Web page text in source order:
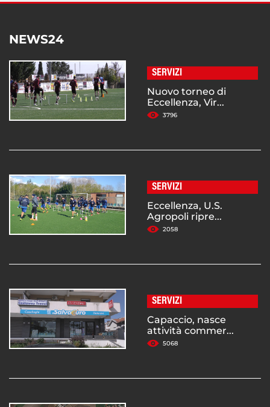
NEWS24
SERVIZI
Nuovo torneo di
Eccellenza, Vir...
3796
SERVIZI
Eccellenza, U.S.
Agropoli ripre...
2058
SERVIZI
Capaccio, nasce
attività commer...
5068